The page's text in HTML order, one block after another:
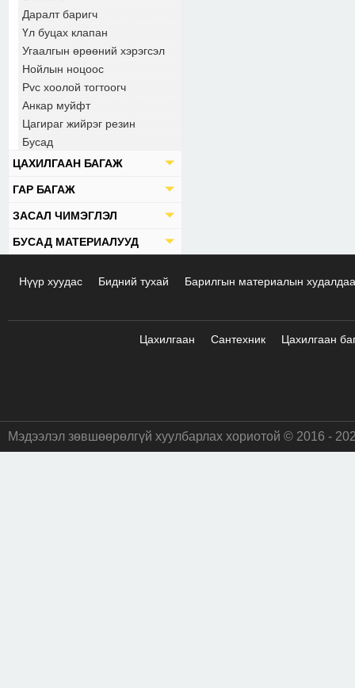
Даралт баригч
Үл буцах клапан
Угаалгын өрөөний хэрэгсэл
Нойлын ноцоос
Pvc хоолой тогтоогч
Анкар муйфт
Цагираг жийрэг резин
Бусад
ЦАХИЛГААН БАГАЖ
ГАР БАГАЖ
ЗАСАЛ ЧИМЭГЛЭЛ
БУСАД МАТЕРИАЛУУД
Нүүр хуудас Бидний тухай Барилгын материалын
Цахилгаан Сантехник Цахилгаан
Мэдээлэл зөвшөөрөлгүй хуулбарлах хориотой © 2016 -